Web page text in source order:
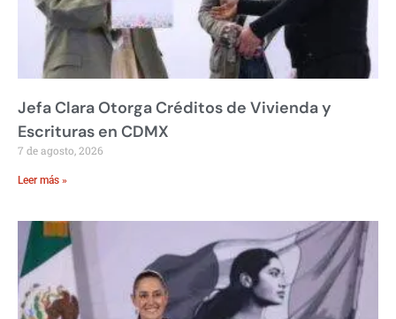
Jefa Clara Otorga Créditos de Vivienda y
Escrituras en CDMX
7 de agosto, 2026
Leer más »